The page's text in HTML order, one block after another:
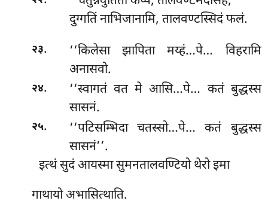
दुग्गतिं नाभिजानामि, तालवण्टस्सिदं फलं.
२३.
‘‘किलेसा झापिता मय्हं…पे… विहरामि
अनासवो.
२४.
‘‘स्वागतं वत मे आसि…पे… कतं बुद्धस्स
सासनं.
२५.
‘‘पटिसम्भिदा चतस्सो…पे… कतं बुद्धस्स
सासनं’’.
इत्थं सुदं आयस्मा सुमनतालवण्टियो थेरो इमा
गाथायो अभासित्थाति.